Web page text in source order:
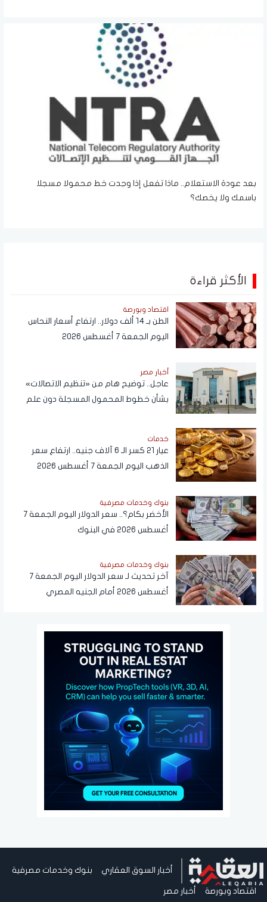
بعد عودة الاستعلام.. ماذا تفعل إذا وجدت خط محمولا مسجلا
باسمك ولا يخصك؟
الأكثر قراءة
اقتصاد وبورصة
الطن بـ 14 ألف دولار.. ارتفاع أسعار النحاس
اليوم الجمعة 7 أغسطس 2026
أخبار مصر
عاجل.. توضيح هام من «تنظيم الاتصالات»
بشأن خطوط المحمول المسجلة دون علم
خدمات
عيار 21 كسر الـ 6 آلاف جنيه.. ارتفاع سعر
الذهب اليوم الجمعة 7 أغسطس 2026
بنوك وخدمات مصرفية
الأخضر بكام؟.. سعر الدولار اليوم الجمعة 7
أغسطس 2026 في البنوك
بنوك وخدمات مصرفية
آخر تحديث لـ سعر الدولار اليوم الجمعة 7
أغسطس 2026 أمام الجنيه المصري
أخبار السوق العقاري بنوك وخدمات مصرفية
اقتصاد وبورصة أخبار مصر